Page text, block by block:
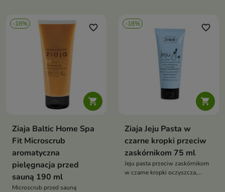
-18%

favorite_border
Ziaja Baltic Home Spa
Fit Microscrub
aromatyczna
pielęgnacja przed
sauną 190 ml
Microscrub przed sauną
-18%

favorite_border
Ziaja Jeju Pasta w
czarne kropki przeciw
zaskórnikom 75 ml
Jeju pasta przeciw zaskórnikom
w czarne kropki oczyszcza,